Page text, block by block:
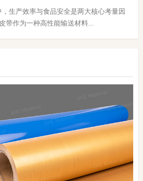
生产效率与食品安全是两大核心考量因
带作为一种高性能输送材料...